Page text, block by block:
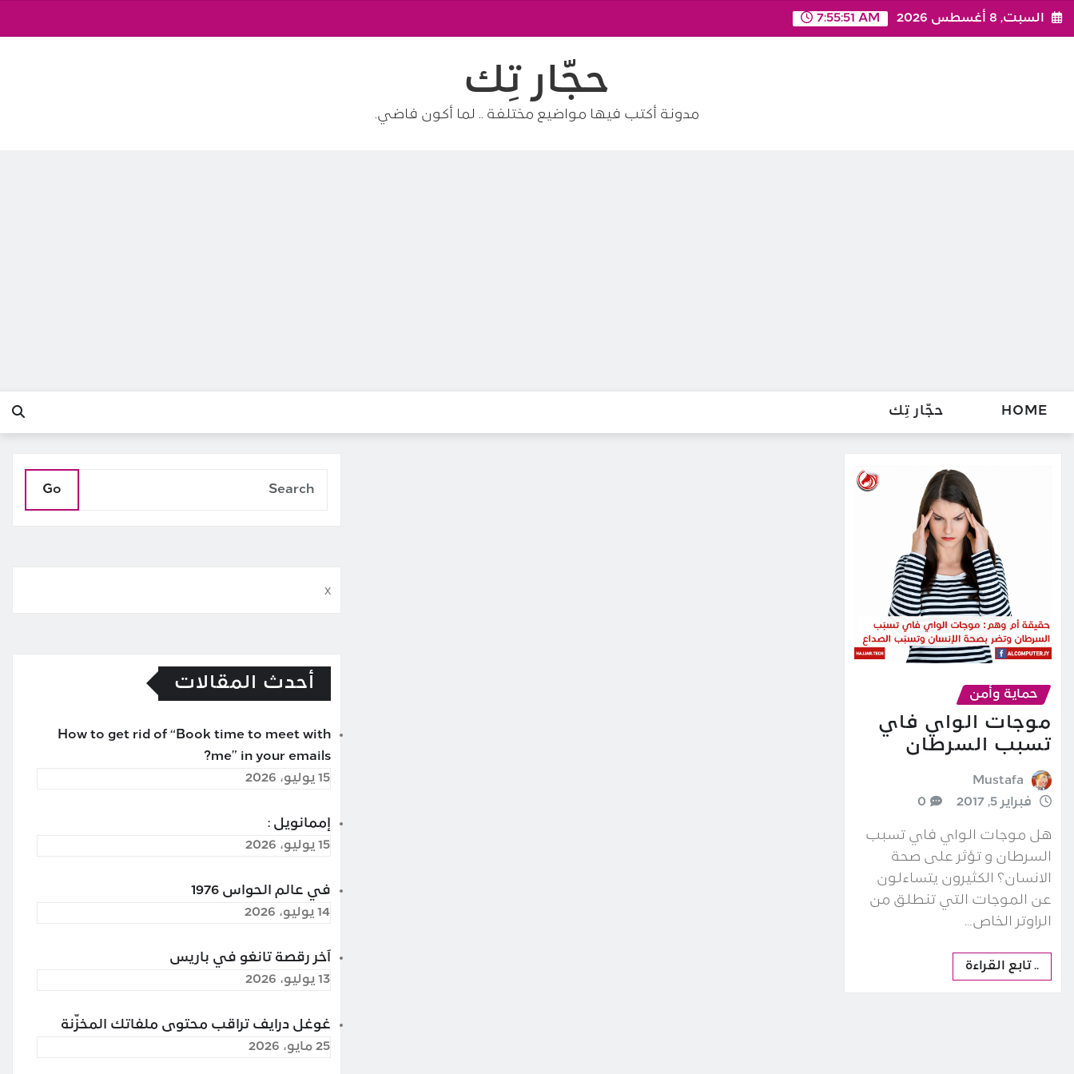
Skip
السبت, 8 أغسطس 2026 7:55:51 AM
حجّار تِك
مدونة أكتب فيها مواضيع مختلفة .. لما أكون فاضي.
HOME حجّار تِك
حماية وأمن
موجات الواي فاي
تسبب السرطان
Mustafa
فبراير 5, 2017
0
هل موجات الواي فاي تسبب
السرطان و تؤثر على صحة
الانسان؟ الكثيرون يتساءلون
عن الموجات التي تنطلق من
الراوتر الخاص…
.. تابع القراءة
Go
x
أحدث المقالات
How to get rid of “Book time to meet with
me” in your emails?
15 يوليو، 2026
إممانويل :
15 يوليو، 2026
في عالم الحواس 1976
14 يوليو، 2026
آخر رقصة تانغو في باريس
13 يوليو، 2026
غوغل درايف تراقب محتوى ملفاتك المخزّنة
25 مايو، 2026